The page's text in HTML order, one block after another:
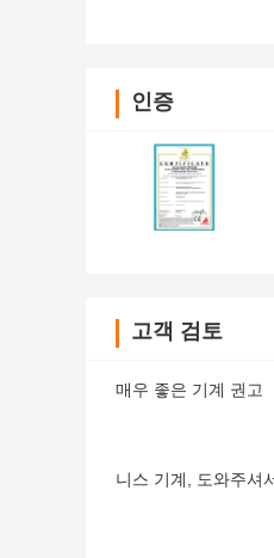
인증
고객 검토
매우 좋은 기계 권고
니스 기계, 도와주셔